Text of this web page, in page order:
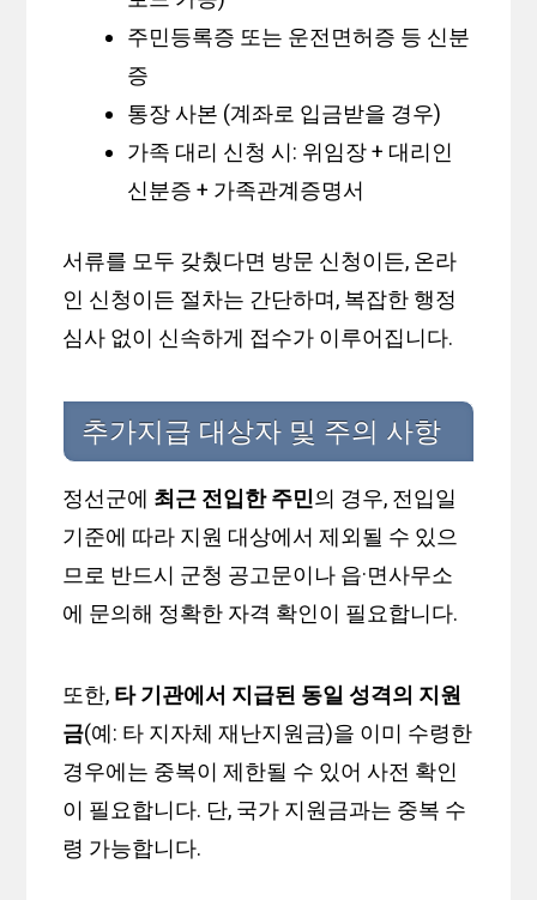
주민등록증 또는 운전면허증 등 신분
증
통장 사본 (계좌로 입금받을 경우)
가족 대리 신청 시: 위임장 + 대리인
신분증 + 가족관계증명서
서류를 모두 갖췄다면 방문 신청이든, 온라
인 신청이든 절차는 간단하며, 복잡한 행정
심사 없이 신속하게 접수가 이루어집니다.
추가지급 대상자 및 주의 사항
정선군에 최근 전입한 주민의 경우, 전입일
기준에 따라 지원 대상에서 제외될 수 있으
므로 반드시 군청 공고문이나 읍·면사무소
에 문의해 정확한 자격 확인이 필요합니다.
또한, 타 기관에서 지급된 동일 성격의 지원
금(예: 타 지자체 재난지원금)을 이미 수령한
경우에는 중복이 제한될 수 있어 사전 확인
이 필요합니다. 단, 국가 지원금과는 중복 수
령 가능합니다.